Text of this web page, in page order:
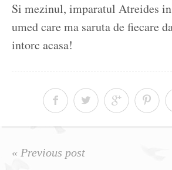
Si mezinul, imparatul Atreides
umed care ma saruta de fiecare
intorc acasa!
« Previous post